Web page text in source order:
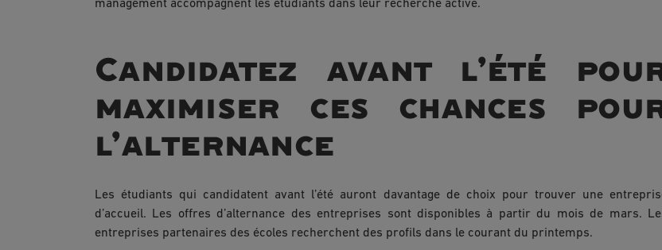
management accompagnent les étudiants dans leur recherche active.
Candidatez avant l’été
maximiser ces chances
l’alternance
Les étudiants qui candidatent avant l’été auront davantage de choix pour trouver une
d’accueil. Les offres d’alternance des entreprises sont disponibles à partir du mois de mars.
entreprises partenaires des écoles recherchent des profils dans le courant du printemps.